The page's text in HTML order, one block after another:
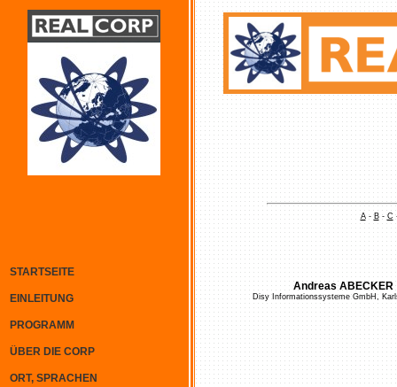
STARTSEITE
EINLEITUNG
PROGRAMM
ÜBER DIE CORP
ORT, SPRACHEN
A-B-C
Andreas ABECKER
Disy Informationssysteme GmbH,